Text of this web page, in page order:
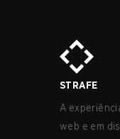
STRAFE
A
web e em